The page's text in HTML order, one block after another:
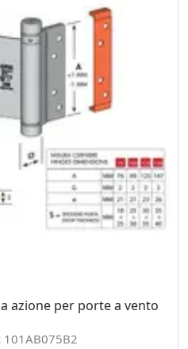
azione per porte a vento
101AB075B2